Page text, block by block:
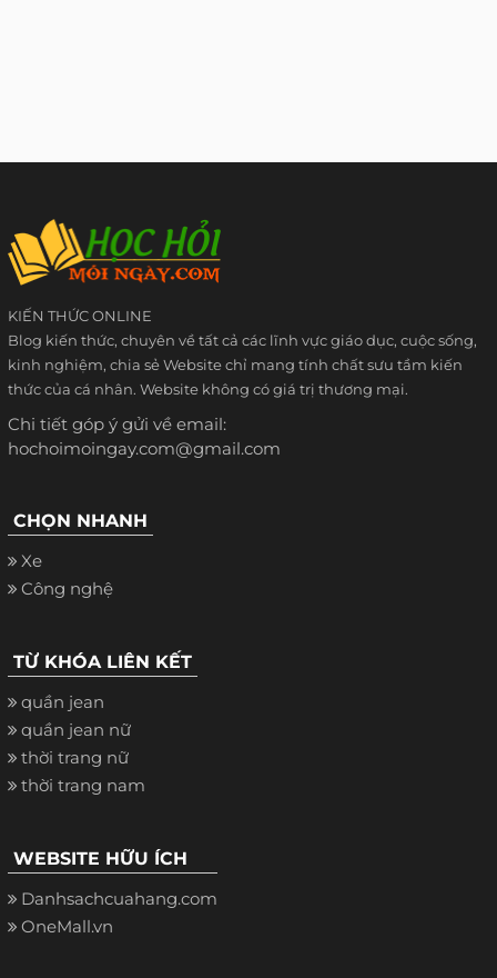
KIẾN THỨC ONLINE
Blog kiến thức, chuyên về tất cả các lĩnh vực giáo dục, cuộc sống,
kinh nghiệm, chia sẻ Website chỉ mang tính chất sưu tầm kiến
thức của cá nhân. Website không có giá trị thương mại.
Chi tiết góp ý gửi về email:
hochoimoingay.com@gmail.com
CHỌN NHANH
Xe
Công nghệ
TỪ KHÓA LIÊN KẾT
quần jean
quần jean nữ
thời trang nữ
thời trang nam
WEBSITE HỮU ÍCH
Danhsachcuahang.com
OneMall.vn